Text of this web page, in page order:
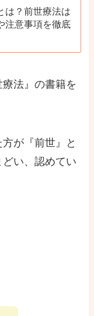
は？前世療法は
注意事項を徹底
法』の書籍を
が『前世』と
い、認めてい